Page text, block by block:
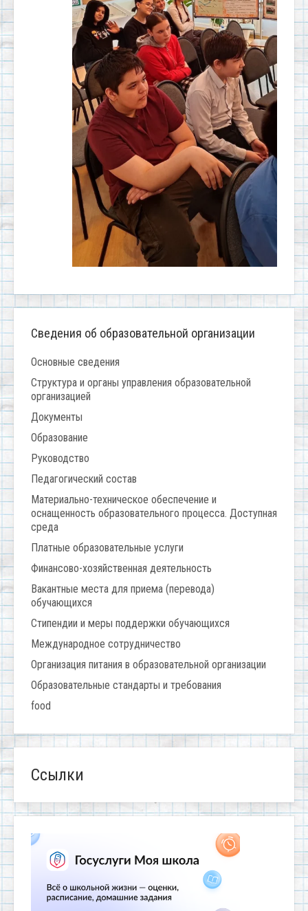
Сведения об образовательной организации
Основные сведения
Структура и органы управления образовательной
организацией
Документы
Образование
Руководство
Педагогический состав
Материально-техническое обеспечение и
оснащенность образовательного процесса. Доступная
среда
Платные образовательные услуги
Финансово-хозяйственная деятельность
Вакантные места для приема (перевода)
обучающихся
Стипендии и меры поддержки обучающихся
Международное сотрудничество
Организация питания в образовательной организации
Образовательные стандарты и требования
food
Ссылки